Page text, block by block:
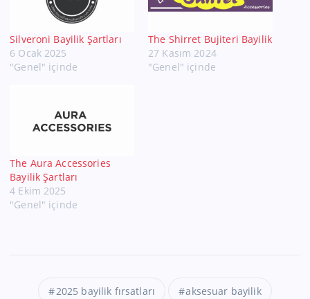
Silveroni Bayilik Şartları
6 Ocak 2025
"Genel" içinde
The Shirret Bujiteri Bayilik
27 Kasım 2024
"Genel" içinde
The Aura Accessories
Bayilik Şartları
4 Ekim 2025
"Genel" içinde
2025 bayilik fırsatları aksesuar bayilik